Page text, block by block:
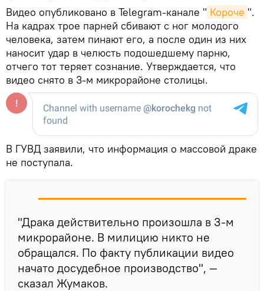
Видео опубликовано в Telegram-канале " Короче ".
На кадрах трое парней сбивают с ног молодого
человека, затем пинают его, а после один из них
наносит удар в челюсть подошедшему парню,
отчего тот теряет сознание. Утверждается, что
видео снято в 3-м микрорайоне столицы.
В ГУВД заявили, что информация о массовой драке
не поступала.
"Драка действительно произошла в 3-м
микрорайоне. В милицию никто не
обращался. По факту публикации видео
начато досудебное производство", —
сказал Жумаков.